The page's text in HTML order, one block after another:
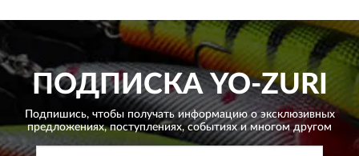
ПОДПИСКАYO-ZURI
Подпишись, чтобы получать информацию о эксклюзивных
предложениях,поступлениях, событиях и многом другом